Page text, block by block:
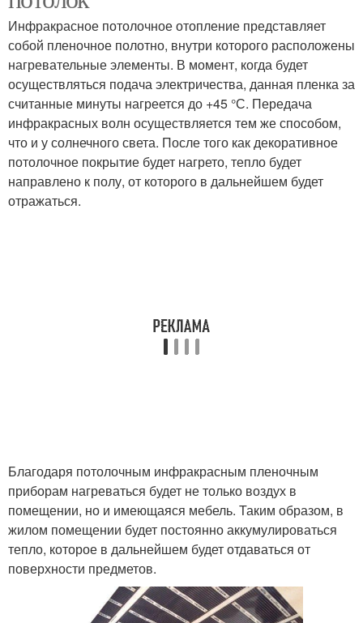
Инфракрасное потолочное отопление представляет
собой пленочное полотно, внутри которого расположены
нагревательные элементы. В момент, когда будет
осуществляться подача электричества, данная пленка за
считанные минуты нагреется до +45 °С. Передача
инфракрасных волн осуществляется тем же способом,
что и у солнечного света. После того как декоративное
потолочное покрытие будет нагрето, тепло будет
направлено к полу, от которого в дальнейшем будет
отражаться.
Благодаря потолочным инфракрасным пленочным
приборам нагреваться будет не только воздух в
помещении, но и имеющаяся мебель. Таким образом, в
жилом помещении будет постоянно аккумулироваться
тепло, которое в дальнейшем будет отдаваться от
поверхности предметов.